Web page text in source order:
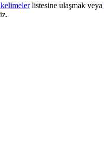
listesine ulaşmak veya